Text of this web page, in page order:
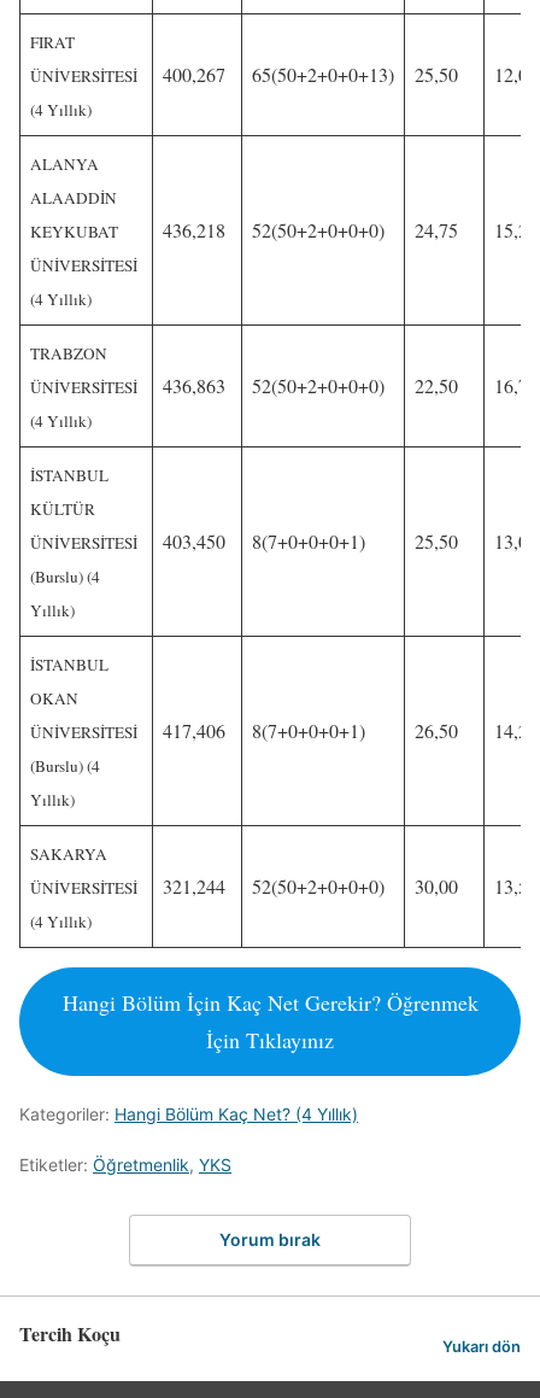
FIRAT
ÜNİVERSİTESİ
(4 Yıllık)
400,267 65(50+2+0+0+13) 25,50 12,00
ALANYA
ALAADDİN
KEYKUBAT
ÜNİVERSİTESİ
(4 Yıllık)
436,218 52(50+2+0+0+0) 24,75 15,25
TRABZON
ÜNİVERSİTESİ
(4 Yıllık)
436,863 52(50+2+0+0+0) 22,50 16,75
İSTANBUL
KÜLTÜR
ÜNİVERSİTESİ
(Burslu) (4
Yıllık)
403,450 8(7+0+0+0+1) 25,50 13,00
İSTANBUL
OKAN
ÜNİVERSİTESİ
(Burslu) (4
Yıllık)
417,406 8(7+0+0+0+1) 26,50 14,25
SAKARYA
ÜNİVERSİTESİ
(4 Yıllık)
321,244 52(50+2+0+0+0) 30,00 13,50
Hangi Bölüm İçin Kaç Net Gerekir? Öğrenmek
İçin Tıklayınız
Kategoriler: Hangi Bölüm Kaç Net? (4 Yıllık)
Etiketler: Öğretmenlik, YKS
Yorum bırak
Tercih Koçu Yukarı dön